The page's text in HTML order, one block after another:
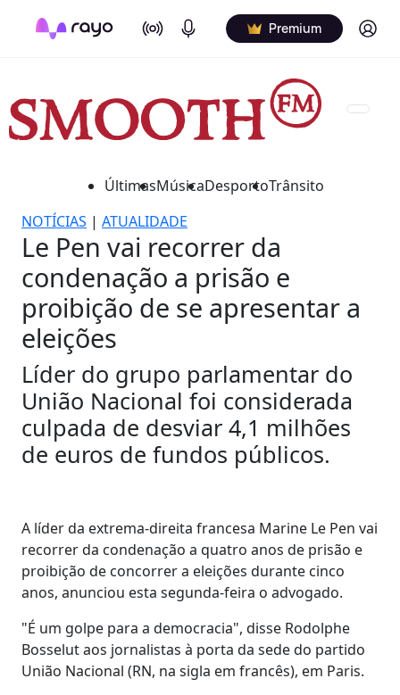
On Air Podcasts Premium Log in
ÚltimasMúsicaDesportoTrânsito
NOTÍCIAS | ATUALIDADE
Le Pen vai recorrer da
condenação a prisão e
proibição de se apresentar a
eleições
Líder do grupo parlamentar do
União Nacional foi considerada
culpada de desviar 4,1 milhões
de euros de fundos públicos.
A líder da extrema-direita francesa Marine Le Pen vai
recorrer da condenação a quatro anos de prisão e
proibição de concorrer a eleições durante cinco
anos, anunciou esta segunda-feira o advogado.
"É um golpe para a democracia", disse Rodolphe
Bosselut aos jornalistas à porta da sede do partido
União Nacional (RN, na sigla em francês), em Paris.